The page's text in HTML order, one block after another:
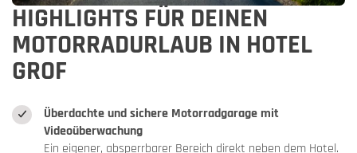
HIGHLIGHTS FÜR DEINEN
MOTORRADURLAUB IN HOTEL
GROF
Überdachte und sichere Motorradgarage mit
Videoüberwachung
Ein eigener, absperrbarer Bereich direkt neben dem Hotel.